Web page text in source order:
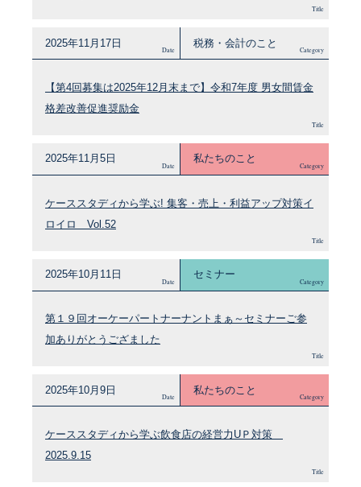
Title
2025年11月17日
Date
税務・会計のこと
Category
【第4回募集は2025年12月末まで】令和7年度 男女間賃金
格差改善促進奨励金
Title
2025年11月5日
Date
私たちのこと
Category
ケーススタディから学ぶ! 集客・売上・利益アップ対策イ
ロイロ Vol.52
Title
2025年10月11日
Date
セミナー
Category
第１９回オーケーパートナーナントまぁ～セミナーご参
加ありがとうござました
Title
2025年10月9日
Date
私たちのこと
Category
ケーススタディから学ぶ飲食店の経営力UＰ対策
2025.9.15
Title